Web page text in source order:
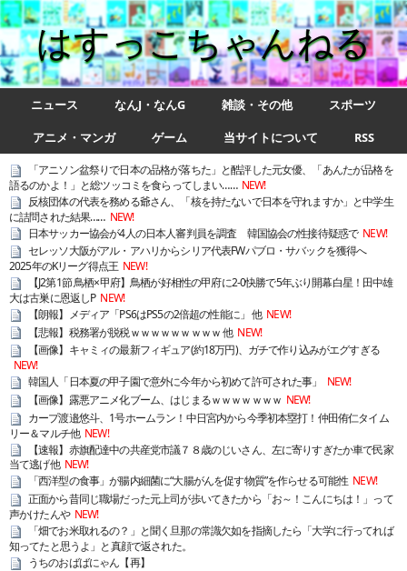
はすっこちゃんねる
ニュース なんJ・なんG 雑談・その他
スポーツ
アニメ・マンガ
ゲーム 当サイトについて RSS
「アニソン盆祭りで日本の品格が落ちた」と酷評した元女優、「あんたが品格を
語るのかよ！」と総ツッコミを食らってしまい…… NEW!
反核団体の代表を務める爺さん、「核を持たないで日本を守れますか」と中学生
に詰問された結果…… NEW!
日本サッカー協会が4人の日本人審判員を調査 韓国協会の性接待疑惑で NEW!
セレッソ大阪がアル・アハリからシリア代表FWパブロ・サバックを獲得へ
2025年のKリーグ得点王 NEW!
【J2第1節 鳥栖×甲府】鳥栖が好相性の甲府に2-0快勝で5年ぶり開幕白星！田中雄
大は古巣に恩返しP NEW!
【朗報】メディア「PS6はPS5の2倍超の性能に」 他 NEW!
【悲報】税務署が脱税ｗｗｗｗｗｗｗｗｗ 他 NEW!
【画像】キャミィの最新フィギュア(約18万円)、ガチで作り込みがエグすぎる
NEW!
韓国人「日本夏の甲子園で意外に今年から初めて許可された事」
NEW!
【画像】露悪アニメ化ブーム、はじまるｗｗｗｗｗｗｗ NEW!
カープ渡邉悠斗、1号ホームラン！中日宮内から今季初本塁打！仲田侑仁タイム
リー＆マルチ他 NEW!
【速報】赤旗配達中の共産党市議７８歳のじいさん、左に寄りすぎたか車で民家
当て逃げ他 NEW!
「西洋型の食事」が腸内細菌に“大腸がんを促す物質”を作らせる可能性 NEW!
正面から昔同じ職場だった元上司が歩いてきたから「お～！こんにちは！」って
声かけたんや NEW!
「畑でお米取れるの？」と聞く旦那の常識欠如を指摘したら「大学に行ってれば
知ってたと思うよ」と真顔で返された。
うちのおばばにゃん【再】